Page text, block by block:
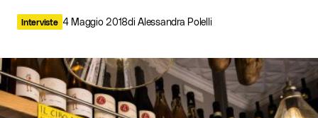
Interviste 4 Maggio 2018di Alessandra Polelli